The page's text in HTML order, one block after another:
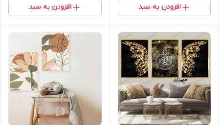
افزودن به سبد افزودن به سبد